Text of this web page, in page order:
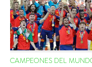
CAMPEONES DEL